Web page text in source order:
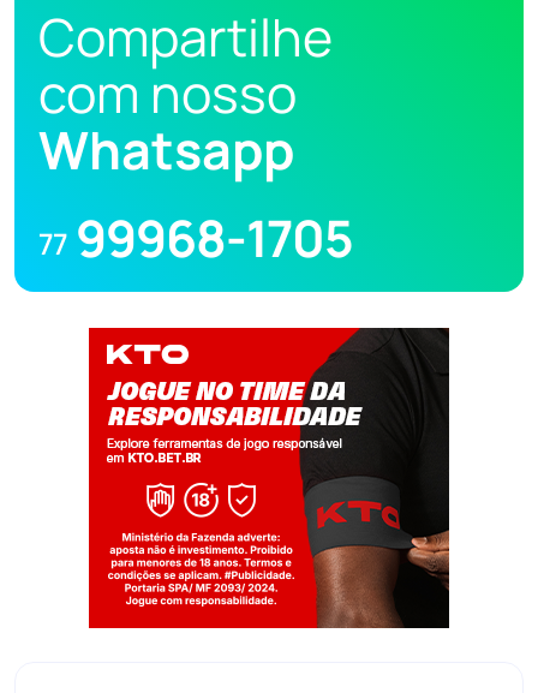
Compartilhe
com nosso
Whatsapp
77 99968-1705